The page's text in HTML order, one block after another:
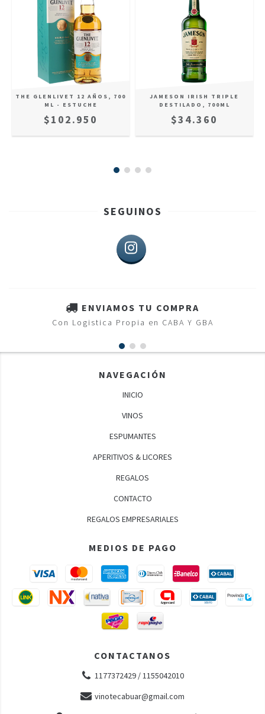
THE GLENLIVET 12 AÑOS, 700
ML - ESTUCHE
$102.950
JAMESON IRISH TRIPLE
DESTILADO, 700ML
$34.360
SEGUINOS
ENVIAMOS TU COMPRA
Con Logistica Propia en CABA Y GBA
NAVEGACIÓN
INICIO
VINOS
ESPUMANTES
APERITIVOS & LICORES
REGALOS
CONTACTO
REGALOS EMPRESARIALES
MEDIOS DE PAGO
CONTACTANOS
1177372429 / 1155042010
vinotecabuar@gmail.com